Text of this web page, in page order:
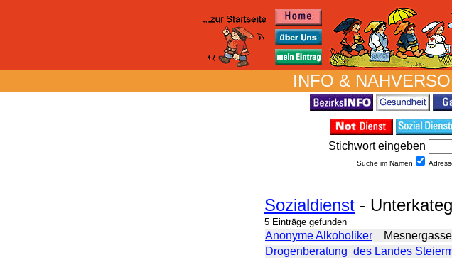
INFO &
Stich­wort ein­geben
Suche im Namen
Sozialdienst -
5 Einträge gefunden
Anonyme Alkoholiker
Drogenberatung des Landes